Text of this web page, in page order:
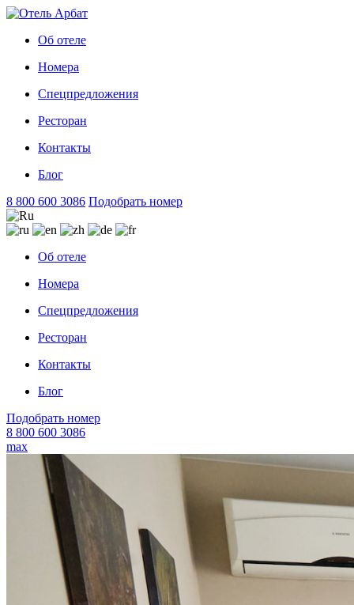
Об отеле
Номера
Спецпредложения
Ресторан
Контакты
Блог
8 800 600 3086 Подобрать номер
Об отеле
Номера
Спецпредложения
Ресторан
Контакты
Блог
Подобрать номер
8 800 600 3086
max